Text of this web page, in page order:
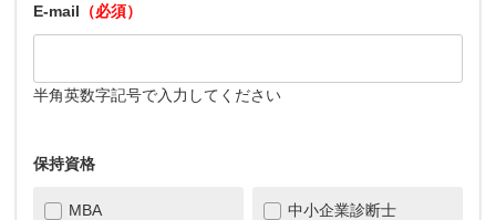
E-mail （必須）
半角英数字記号で入力してください
保持資格
MBA 中小企業診断士